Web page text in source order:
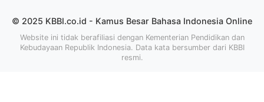
© 2025 KBBI.co.id - Kamus Besar Bahasa Indonesia Online
Website ini tidak berafiliasi dengan Kementerian Pendidikan dan
Kebudayaan Republik Indonesia. Data kata bersumber dari KBBI
resmi.